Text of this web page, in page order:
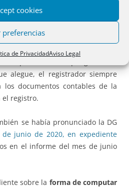
cookies
preferencias
de PrivacidadAviso Legal
si de los depósitos de cuentas
también supone la necesidad
alegue, el registrador siempre
documentos contables de la
el registro.
se había pronunciado la DG
junio de 2020, en expediente
en el informe del mes de junio
sobre la forma de computar